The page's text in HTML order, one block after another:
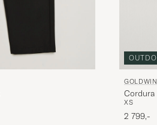
GOLDWIN
Cordura
XS
2 799,-